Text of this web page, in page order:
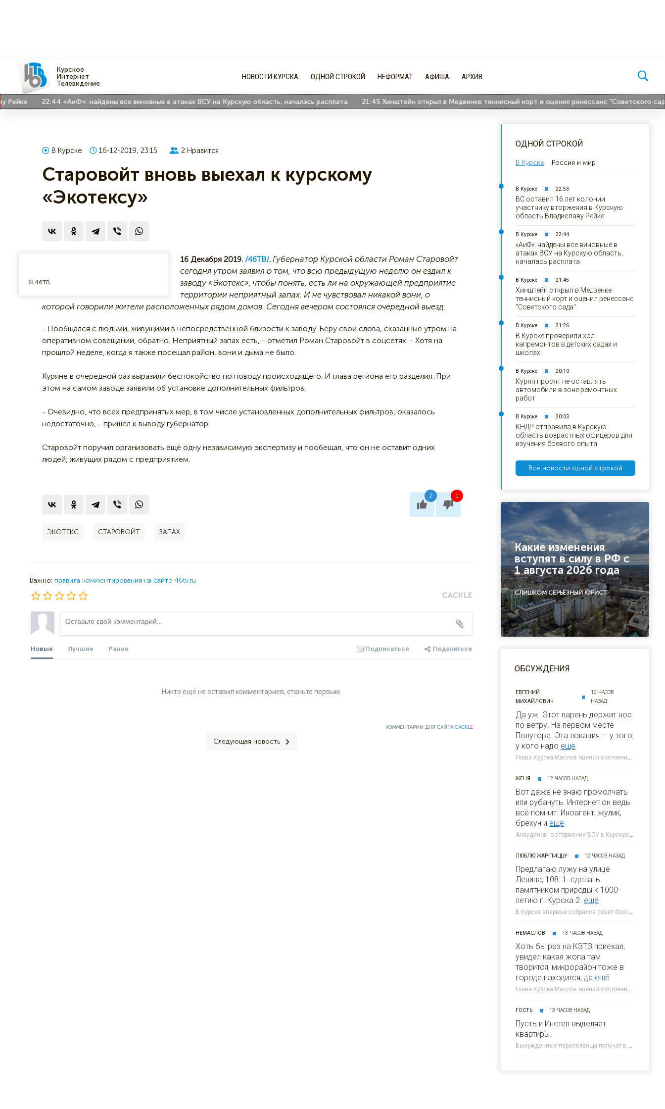
Курское
Интернет
Телевидение
НОВОСТИ КУРСКА ОДНОЙ СТРОКОЙ НЕФОРМАТ АФИША АРХИВ
22:44 «АиФ»: найдены все виновные в атаках ВСУ на Курскую область, началась расплата 21:45 Хинштейн открыл в Медвенке теннисный корт и оценил ренессанс "Советского сада"
В Курске 16-12-2019, 23:15 2 Нравится
Старовойт вновь выехал к курскому
«Экотексу»
© 46ТВ
16 Декабря 2019. /46ТВ/. Губернатор Курской области Роман Старовойт
сегодня утром заявил о том, что всю предыдущую неделю он ездил к
заводу «Экотекс», чтобы понять, есть ли на окружающей предприятие
территории неприятный запах. И не чувствовал никакой вони, о
которой говорили жители расположенных рядом домов. Сегодня вечером состоялся очередной выезд.
- Пообщался с людьми, живущими в непосредственной близости к заводу. Беру свои слова, сказанные утром на
оперативном совещании, обратно. Неприятный запах есть, - отметил Роман Старовойт в соцсетях. - Хотя на
прошлой неделе, когда я также посещал район, вони и дыма не было.
Куряне в очередной раз выразили беспокойство по поводу происходящего. И глава региона его разделил. При
этом на самом заводе заявили об установке дополнительных фильтров.
- Очевидно, что всех предпринятых мер, в том числе установленных дополнительных фильтров, оказалось
недостаточно, - пришёл к выводу губернатор.
Старовойт поручил организовать ещё одну независимую экспертизу и пообещал, что он не оставит одних
людей, живущих рядом с предприятием.
2 1
ЭКОТЕКС СТАРОВОЙТ ЗАПАХ
Важно: правила комментирования на сайте 46tv.ru
Новые Лучшие Ранее Подписаться Поделиться
Никто ещё не оставил комментариев, станьте первым.
КОММЕНТАРИИ ДЛЯ САЙТАCACKLE
Следующая новость
ОДНОЙ СТРОКОЙ
В Курске Россия и мир
В Курске 22:53
ВС оставил 16 лет колонии
участнику вторжения в Курскую
область Владиславу Рейке
В Курске 22:44
«АиФ»: найдены все виновные в
атаках ВСУ на Курскую область,
началась расплата
В Курске 21:45
Хинштейн открыл в Медвенке
теннисный корт и оценил ренессанс
"Советского сада"
В Курске 21:26
В Курске проверили ход
капремонтов в детских садах и
школах
В Курске 20:10
Курян просят не оставлять
автомобили в зоне ремонтных
работ
В Курске 20:03
КНДР отправила в Курскую
область возрастных офицеров для
изучения боевого опыта
Все новости одной строкой
Какие изменения
вступят в силу в РФ с
1 августа 2026 года
СЛИШКОМ СЕРЬЁЗНЫЙ ЮРИСТ
ОБСУЖДЕНИЯ
ЕВГЕНИЙ
МИХАЙЛОВИЧ
12 ЧАСОВ
НАЗАД
Да уж. Этот парень держит нос
по ветру. На первом месте
Полугора. Этa локация — у того,
у кого надо ещё
Глава Курска Маслов оценил состояние требующих благоустройства локаций » 46ТВ Курское Интернет Телевидение
ЖЕНЯ 12 ЧАСОВ НАЗАД
Вот даже не знаю промолчать
или рубануть. Интернет он ведь
всё помнит. Иноагент, жулик,
брехун и ещё
Алаудинов: о вторжении ВСУ в Курскую область я узнал от гражданских людей » 46ТВ Курское Интернет Телевидение
ЛЮБЛЮ ЖАР-ПИЦЦУ 12 ЧАСОВ НАЗАД
Предлагаю лужу на улице
Ленина, 108: 1. сделать
памятником природы к 1000-
летию г. Курска 2. ещё
В Курске впервые собрался совет блогеров при главе города » 46ТВ Курское Интернет Телевидение
НЕМАСЛОВ 13 ЧАСОВ НАЗАД
Хоть бы раз на КЗТЗ приехал,
увидел какая жопа там
творится, микрорайон тоже в
городе находится, да ещё
Глава Курска Маслов оценил состояние требующих благоустройства локаций » 46ТВ Курское Интернет Телевидение
ГОСТЬ 13 ЧАСОВ НАЗАД
Пусть и Инстеп выделяет
квартиры.
Вынужденные переселенцы получат в Курске около 300 квартир от КПД » 46ТВ Курское Интернет Телевидение